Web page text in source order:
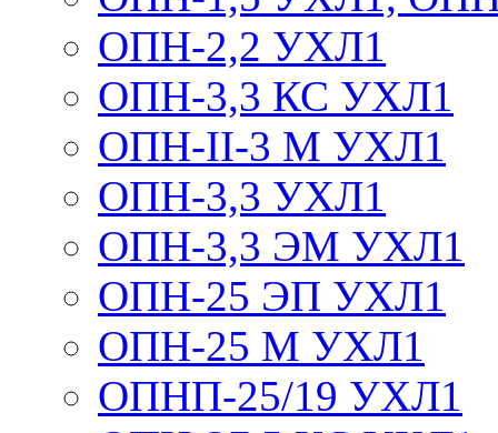
ОПН-2,2 УХЛ1
ОПН-3,3 КС УХЛ1
ОПН-II-3 М УХЛ1
ОПН-3,3 УХЛ1
ОПН-3,3 ЭМ УХЛ1
ОПН-25 ЭП УХЛ1
ОПН-25 М УХЛ1
ОПНП-25/19 УХЛ1